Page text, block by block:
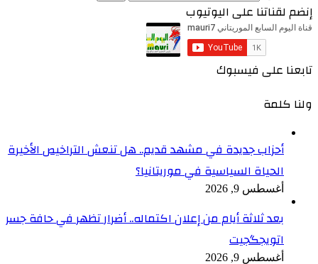
إنضم لقناتنا على اليوتيوب
تابعنا على فيسبوك
ولنا كلمة
أحزاب جديدة في مشهد قديم.. هل تنعش التراخيص الأخيرة
الحياة السياسية في موريتانيا؟
أغسطس 9, 2026
بعد ثلاثة أيام من إعلان اكتماله.. أضرار تظهر في حافة جسر
اتويجگجيت
أغسطس 9, 2026